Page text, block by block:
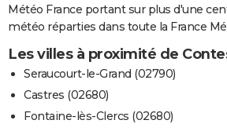
Météo France portant sur plus d'une
météo réparties dans toute la France
Les villes à proximité de
Seraucourt-le-Grand (02790)
Castres (02680)
Fontaine-lès-Clercs (02680)